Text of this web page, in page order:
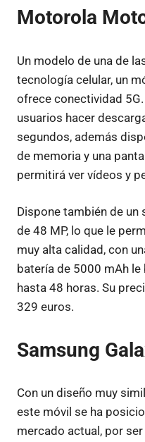
Motorola
Un modelo de una de
tecnología celular, un
ofrece conectividad
usuarios hacer
segundos, además
de memoria y una
permitirá ver vídeos y
Dispone también de
de 48 MP, lo que le
muy alta calidad, con
batería de 5000 mAh
hasta 48 horas. Su
329 euros.
Samsung
Con un diseño muy
este móvil se ha
mercado actual, por